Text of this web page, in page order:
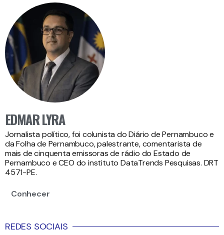
EDMAR LYRA
Jornalista político, foi colunista do Diário de Pernambuco e
da Folha de Pernambuco, palestrante, comentarista de
mais de cinquenta emissoras de rádio do Estado de
Pernambuco e CEO do instituto DataTrends Pesquisas. DRT
4571-PE.
Conhecer
REDES SOCIAIS